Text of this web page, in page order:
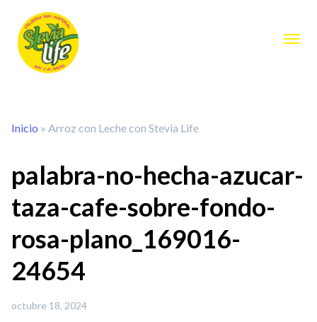
Inicio » Arroz con Leche con Stevia Life
palabra-no-hecha-azucar-
taza-cafe-sobre-fondo-
rosa-plano_169016-
24654
octubre 18, 2024